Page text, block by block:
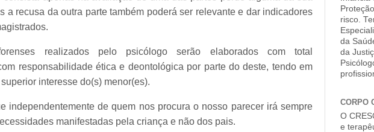
a recusa da outra parte também poderá ser relevante e dar indicadores
realizados pelo psicólogo serão elaborados com total
responsabilidade ética e deontológica por parte do deste, tendo em
interesse do(s) menor(es).
independentemente de quem nos procura o nosso parecer irá sempre
manifestadas pela criança e não dos pais.
risco.
da
da
CORPO
O
e